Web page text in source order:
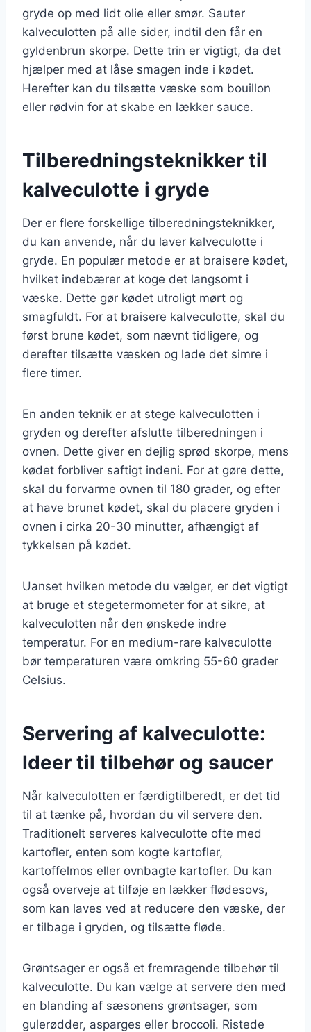
gryde op med lidt olie eller smør. Sauter
kalveculotten på alle sider, indtil den får en
gyldenbrun skorpe. Dette trin er vigtigt, da det
hjælper med at låse smagen inde i kødet.
Herefter kan du tilsætte væske som bouillon
eller rødvin for at skabe en lækker sauce.
Tilberedningsteknikker til
kalveculotte i gryde
Der er flere forskellige tilberedningsteknikker,
du kan anvende, når du laver kalveculotte i
gryde. En populær metode er at braisere kødet,
hvilket indebærer at koge det langsomt i
væske. Dette gør kødet utroligt mørt og
smagfuldt. For at braisere kalveculotte, skal du
først brune kødet, som nævnt tidligere, og
derefter tilsætte væsken og lade det simre i
flere timer.
En anden teknik er at stege kalveculotten i
gryden og derefter afslutte tilberedningen i
ovnen. Dette giver en dejlig sprød skorpe, mens
kødet forbliver saftigt indeni. For at gøre dette,
skal du forvarme ovnen til 180 grader, og efter
at have brunet kødet, skal du placere gryden i
ovnen i cirka 20-30 minutter, afhængigt af
tykkelsen på kødet.
Uanset hvilken metode du vælger, er det vigtigt
at bruge et stegetermometer for at sikre, at
kalveculotten når den ønskede indre
temperatur. For en medium-rare kalveculotte
bør temperaturen være omkring 55-60 grader
Celsius.
Servering af kalveculotte:
Ideer til tilbehør og saucer
Når kalveculotten er færdigtilberedt, er det tid
til at tænke på, hvordan du vil servere den.
Traditionelt serveres kalveculotte ofte med
kartofler, enten som kogte kartofler,
kartoffelmos eller ovnbagte kartofler. Du kan
også overveje at tilføje en lækker flødesovs,
som kan laves ved at reducere den væske, der
er tilbage i gryden, og tilsætte fløde.
Grøntsager er også et fremragende tilbehør til
kalveculotte. Du kan vælge at servere den med
en blanding af sæsonens grøntsager, som
gulerødder, asparges eller broccoli. Ristede